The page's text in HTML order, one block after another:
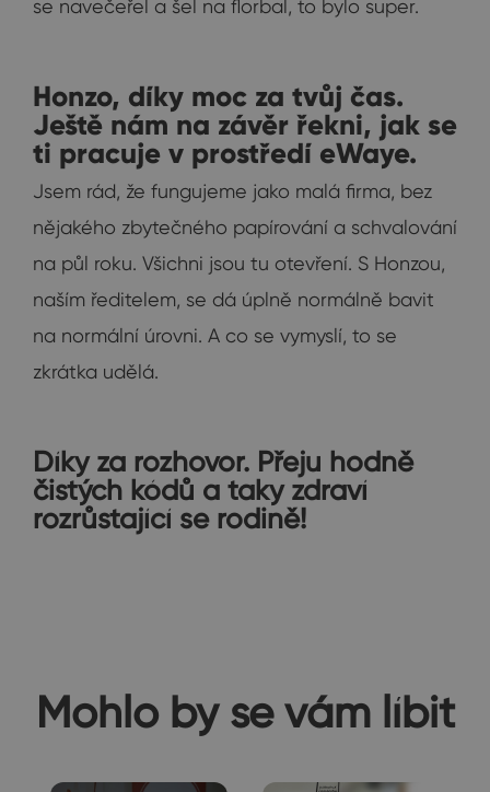
se navečeřel a šel na florbal, to bylo super.
Honzo, díky moc za tvůj čas.
Ještě nám na závěr řekni, jak se
ti pracuje v prostředí eWaye.
Jsem rád, že fungujeme jako malá firma, bez
nějakého zbytečného papírování a schvalování
na půl roku. Všichni jsou tu otevření. S Honzou,
naším ředitelem, se dá úplně normálně bavit
na normální úrovni. A co se vymyslí, to se
zkrátka udělá.
Díky za rozhovor. Přeju hodně
čistých kódů a taky zdraví
rozrůstající se rodině!
Mohlo by se vám líbit